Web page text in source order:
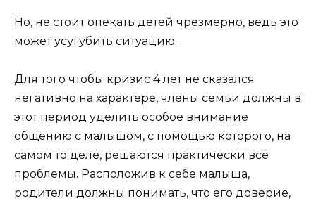
Но, не стоит опекать детей чрезмерно, ведь это
может усугубить ситуацию.
Для того чтобы кризис 4 лет не сказался
негативно на характере, члены семьи должны в
этот период уделить особое внимание
общению с малышом, с помощью которого, на
самом то деле, решаются практически все
проблемы. Расположив к себе малыша,
родители должны понимать, что его доверие,